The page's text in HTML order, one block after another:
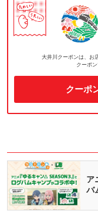
大井川クーポンは、お
クーポ
クーポ
ア
バ